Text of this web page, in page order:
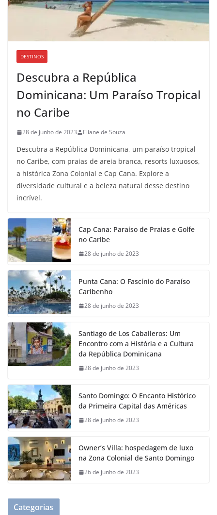
DESTINOS
Descubra a República
Dominicana: Um Paraíso Tropical
no Caribe
28 de junho de 2023 Eliane de Souza
Descubra a República Dominicana, um paraíso tropical
no Caribe, com praias de areia branca, resorts luxuosos,
a histórica Zona Colonial e Cap Cana. Explore a
diversidade cultural e a beleza natural desse destino
incrível.
Cap Cana: Paraíso de Praias e Golfe
no Caribe
28 de junho de 2023
Punta Cana: O Fascínio do Paraíso
Caribenho
28 de junho de 2023
Santiago de Los Caballeros: Um
Encontro com a História e a Cultura
da República Dominicana
28 de junho de 2023
Santo Domingo: O Encanto Histórico
da Primeira Capital das Américas
28 de junho de 2023
Owner’s Villa: hospedagem de luxo
na Zona Colonial de Santo Domingo
26 de junho de 2023
Categorias